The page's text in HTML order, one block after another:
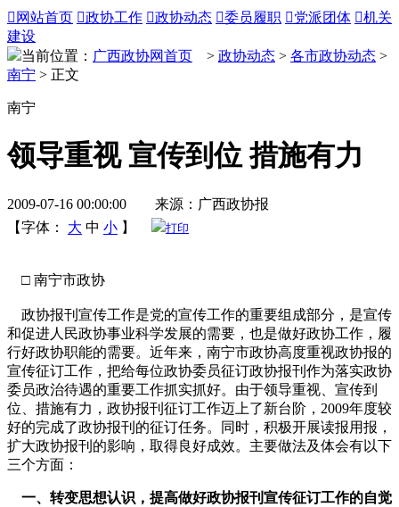
 网站首页 政协工作 政协动态 委员履职 党派团体 机关
建设
当前位置： 广西政协网首页 > 政协动态 > 各市政协动态 >
南宁 > 正文
南宁
领导重视 宣传到位 措施有力
2009-07-16 00:00:00 来源：广西政协报
【字体：
大 中 小 】 打印
□ 南宁市政协
政协报刊宣传工作是党的宣传工作的重要组成部分，是宣传
和促进人民政协事业科学发展的需要，也是做好政协工作，履
行好政协职能的需要。近年来，南宁市政协高度重视政协报的
宣传征订工作，把给每位政协委员征订政协报刊作为落实政协
委员政治待遇的重要工作抓实抓好。由于领导重视、宣传到
位、措施有力，政协报刊征订工作迈上了新台阶，2009年度较
好的完成了政协报刊的征订任务。同时，积极开展读报用报，
扩大政协报刊的影响，取得良好成效。主要做法及体会有以下
三个方面：
一、转变思想认识，提高做好政协报刊宣传征订工作的自觉